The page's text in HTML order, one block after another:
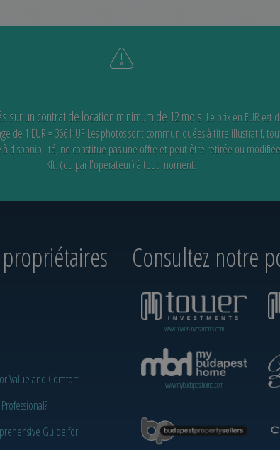
sur un contrat de location minimum de 12 mois. Le prix en EUR
de 1 EUR = 366 HUFLes photos sont communiquées à titre illustratif,
à disponibilité,ne constitue pas une offre et peut être retirée ou
Kft. (ou par l'opérateur) à tout moment.
Value and Comfort
Guide for
Consultez notre
www.tower-investments.com
www.mybudapesthome.com